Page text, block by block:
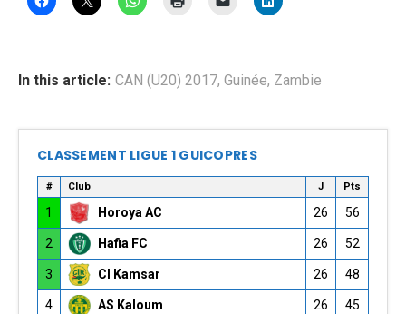
In this article: CAN (U20) 2017, Guinée, Zambie
CLASSEMENT LIGUE 1 GUICOPRES
# Club J Pts
1 Horoya AC 26 56
2 Hafia FC 26 52
3 CI Kamsar 26 48
4 AS Kaloum 26 45